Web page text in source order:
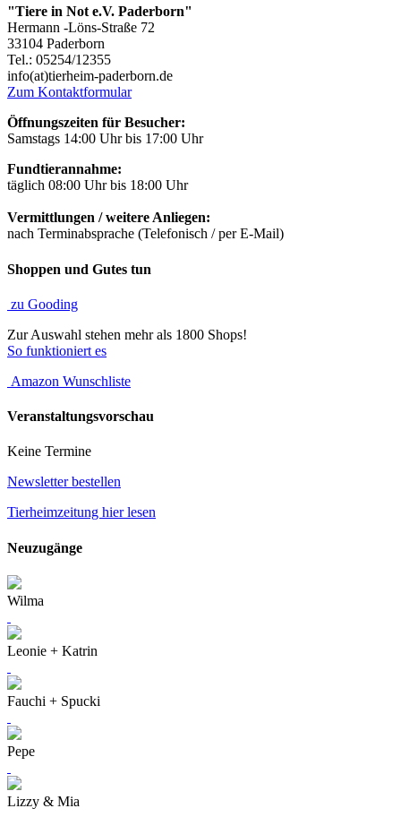
"Tiere in Not e.V. Paderborn"
Hermann -Löns-Straße 72
33104 Paderborn
Tel.: 05254/12355
info(at)tierheim-paderborn.de
Zum Kontaktformular
Öffnungszeiten für Besucher:
Samstags 14:00 Uhr bis 17:00 Uhr
Fundtierannahme:
täglich 08:00 Uhr bis 18:00 Uhr
Vermittlungen / weitere Anliegen:
nach Terminabsprache (Telefonisch / per E-Mail)
Shoppen und Gutes tun
zu Gooding
Zur Auswahl stehen mehr als 1800 Shops!
So funktioniert es
Amazon Wunschliste
Veranstaltungsvorschau
Keine Termine
Newsletter bestellen
Tierheimzeitung hier lesen
Neuzugänge
Wilma
Leonie + Katrin
Fauchi + Spucki
Pepe
Lizzy & Mia